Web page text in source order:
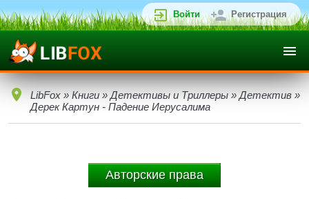
Войти Регистрация
LibFox » Книги » Детективы и Триллеры » Детектив »
Дерек Картун - Падение Иерусалима
Авторские права